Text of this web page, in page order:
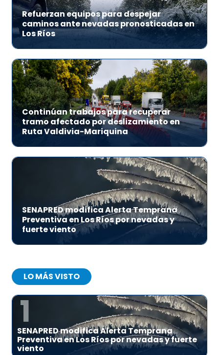
Refuerzan equipos para despejar
caminos ante nevadas pronosticadas en
Los Ríos
Continúan trabajos para recuperar
tramo afectado por deslizamiento en
Ruta Valdivia-Mariquina
SENAPRED modifica Alerta Temprana
Preventiva en Los Ríos por nevadas y
fuerte viento
LO MÁS VISTO
1
SENAPRED modifica Alerta Temprana
Preventiva en Los Ríos por nevadas y fuerte
viento